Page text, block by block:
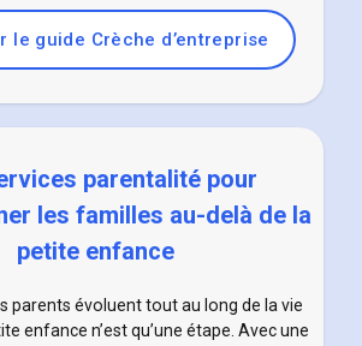
le guide Crèche d’entreprise
parentalité pour
les familles au-delà de la
petite enfance
parents évoluent tout au long de la vie
enfance n’est qu’une étape. Avec une